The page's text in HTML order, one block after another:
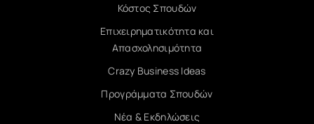
Κόστος Σπουδών
Επιχειρηματικότητα και
Απασχολησιμότητα
Crazy Business Ideas
Προγράμματα Σπουδών
Νέα & Εκδηλώσεις